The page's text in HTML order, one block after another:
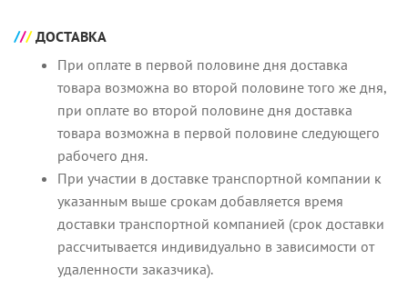
ДОСТАВКА
При оплате в первой половине дня доставка
товара возможна во второй половине того же дня,
при оплате во второй половине дня доставка
товара возможна в первой половине следующего
рабочего дня.
При участии в доставке транспортной компании к
указанным выше срокам добавляется время
доставки транспортной компанией (срок доставки
рассчитывается индивидуально в зависимости от
удаленности заказчика).